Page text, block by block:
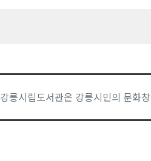
강릉시립도서관은 강릉시민의 문화